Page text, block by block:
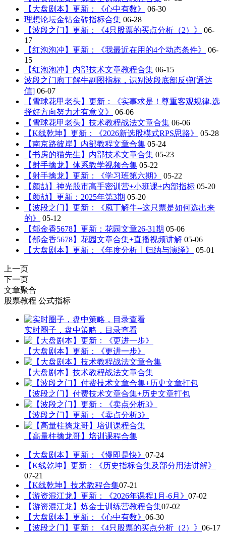
【大盘剧本】更新：《心中有数》
06-30
理想论坛金钻金砖指标合集 06-28
【波段之门】更新：《4只股票的买点分析（2）》
06-
17
【红泡泡冲】更新：《我最近在用的4个动态条件》
06-
15
【红泡泡冲】内部技术文章教程合集 06-15
波段之门庖丁解牛副图指标，识别波段底部反弹[通达
信] 06-07
【雪球花甲老头】更新：《实事求是！尊重客观规律,选
择好方向努力才有意义》
06-06
【雪球花甲老头】技术教程战法文章合集 06-06
【K线乾坤】更新：《2026新选股模式RPS思路》
05-28
【南京路彼岸】内部教程文章合集 05-24
【书房的猫先生】内部技术文章合集 05-23
【射手擒龙】体系教学视频合集 05-22
【射手擒龙】更新：《学习班第六期》
05-22
【颜劼】神光股市高手密训营+小班课+内部指标 05-20
【颜劼】更新：2025年第3期 05-20
【波段之门】更新：《庖丁解牛--这只票是如何选出来
的》
05-12
【郁金香5678】更新：花园文章26-31期 05-06
【郁金香5678】花园文章合集+直播视频讲解 05-06
【大盘剧本】更新：《年度分析丨归纳与演绎》
05-01
上一页
下一页
文章聚合
股票教程 公式指标
实时圈子，盘中策略，目录查看
【大盘剧本】更新：《更进一步》
【大盘剧本】技术教程战法文章合集
【波段之门】付费技术文章合集+历史文章打包
【波段之门】更新：《卖点分析3》
【高量柱擒龙哥】培训课程合集
【大盘剧本】更新：《慢即是快》 07-24
【K线乾坤】更新：《历史指标合集及部分用法讲解》
07-21
【K线乾坤】技术教程合集07-21
【游资混江龙】更新：《2026年课程1月-6月》 07-02
【游资混江龙】炼金士训练营教程合集07-02
【大盘剧本】更新：《心中有数》 06-30
【波段之门】更新：《4只股票的买点分析（2）》 06-17